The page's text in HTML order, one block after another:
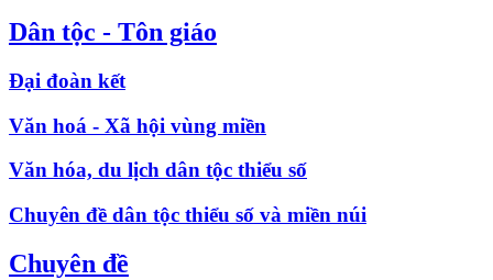
Dân tộc - Tôn giáo
Đại đoàn kết
Văn hoá - Xã hội vùng miền
Văn hóa, du lịch dân tộc thiểu số
Chuyên đề dân tộc thiểu số và miền núi
Chuyên đề